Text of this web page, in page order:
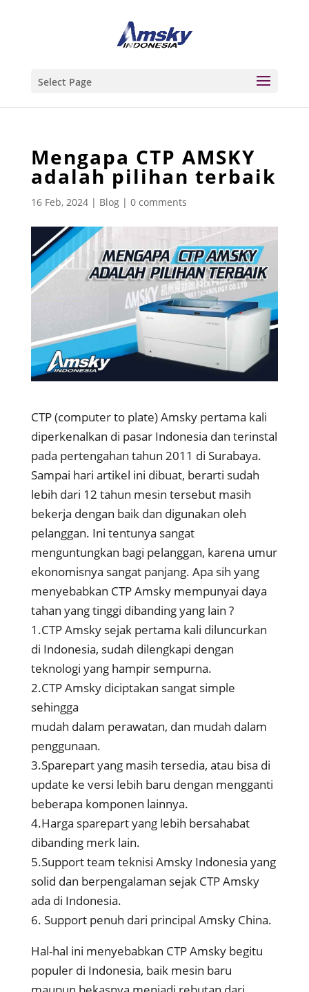
Select Page
Mengapa CTP AMSKY
adalah pilihan terbaik
16 Feb, 2024| Blog| 0 comments
CTP (computer to plate) Amsky pertama kali
diperkenalkan di pasar Indonesia dan terinstal
pada pertengahan tahun 2011 di Surabaya.
Sampai hari artikel ini dibuat, berarti sudah
lebih dari 12 tahun mesin tersebut masih
bekerja dengan baik dan digunakan oleh
pelanggan. Ini tentunya sangat
menguntungkan bagi pelanggan, karena umur
ekonomisnya sangat panjang. Apa sih yang
menyebabkan CTP Amsky mempunyai daya
tahan yang tinggi dibanding yang lain ?
1.CTP Amsky sejak pertama kali diluncurkan
di Indonesia, sudah dilengkapi dengan
teknologi yang hampir sempurna.
2.CTP Amsky diciptakan sangat simple
sehingga
mudah dalam perawatan, dan mudah dalam
penggunaan.
3.Sparepart yang masih tersedia, atau bisa di
update ke versi lebih baru dengan mengganti
beberapa komponen lainnya.
4.Harga sparepart yang lebih bersahabat
dibanding merk lain.
5.Support team teknisi Amsky Indonesia yang
solid dan berpengalaman sejak CTP Amsky
ada di Indonesia.
6. Support penuh dari principal Amsky China.
Hal-hal ini menyebabkan CTP Amsky begitu
populer di Indonesia, baik mesin baru